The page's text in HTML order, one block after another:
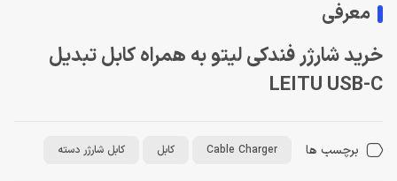
معرفی
خرید شارژر فندکی لیتو به همراه کابل تبدیل
LEITU USB-C
برچسب ها Cable Charger کابل کابل شارژر دسته